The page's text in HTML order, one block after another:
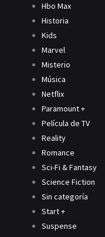
Hbo Max
Historia
Kids
Marvel
Misterio
Música
Netflix
Paramount +
Película de TV
Reality
Romance
Sci-Fi & Fantasy
Science Fiction
Sin categoría
Start +
Suspense